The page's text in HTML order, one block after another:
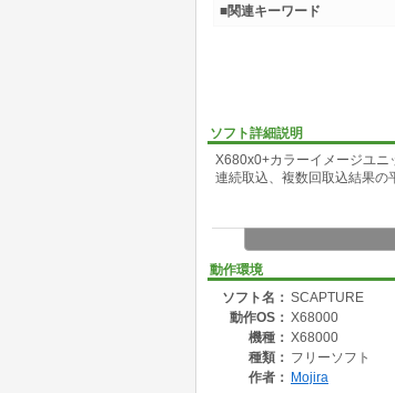
ソフト詳細説明
X680x0+カラーイメージユニ
連続取込、複数回取込結果の
動作環境
ソフト名： SCAPTURE
動作OS： X68000
機種： X68000
種類： フリーソフト
作者： Mojira
■関連キーワード